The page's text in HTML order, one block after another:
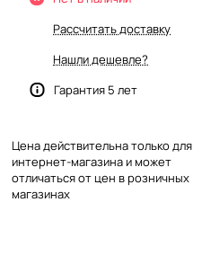
Рассчитать доставку
Нашли дешевле?
Гарантия 5 лет
Цена действительна только для
интернет-магазина и может
отличаться от цен в розничных
магазинах